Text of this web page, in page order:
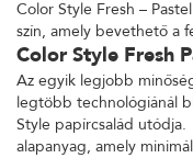
Color Style Fresh –
szín, amely bevethető a
Color Style Fresh
Az egyik legjobb
legtöbb technológiánál
Style papírcsalád
alapanyag, amely